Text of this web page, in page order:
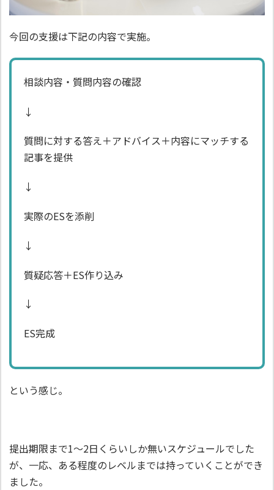
今回の支援は下記の内容で実施。
相談内容・質問内容の確認
↓
質問に対する答え＋アドバイス＋内容にマッチする
記事を提供
↓
実際のESを添削
↓
質疑応答＋ES作り込み
↓
ES完成
という感じ。
提出期限まで1～2日くらいしか無いスケジュールでした
が、一応、ある程度のレベルまでは持っていくことができ
ました。